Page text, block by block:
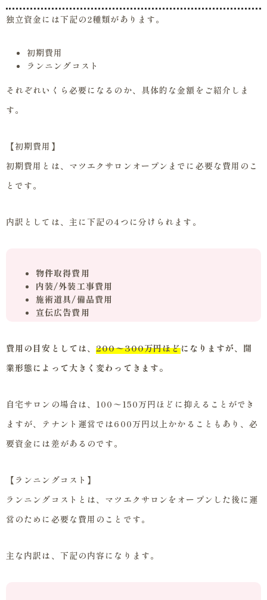
独立資金には下記の2種類があります。
初期費用
ランニングコスト
それぞれいくら必要になるのか、具体的な金額をご紹介しま
す。
【初期費用】
初期費用とは、マツエクサロンオープンまでに必要な費用のこ
とです。
内訳としては、主に下記の4つに分けられます。
物件取得費用
内装/外装工事費用
施術道具/備品費用
宣伝広告費用
費用の目安としては、200〜300万円ほどになりますが、開
業形態によって大きく変わってきます。
自宅サロンの場合は、100〜150万円ほどに抑えることができ
ますが、テナント運営では600万円以上かかることもあり、必
要資金には差があるのです。
【ランニングコスト】
ランニングコストとは、マツエクサロンをオープンした後に運
営のために必要な費用のことです。
主な内訳は、下記の内容になります。